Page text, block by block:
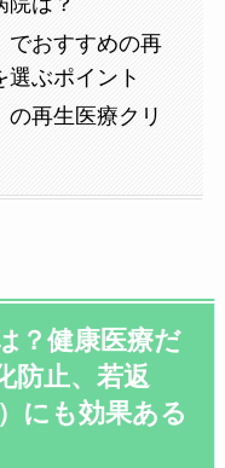
でおすすめの再
ぶポイント
再生医療クリ
？健康医療だ
防止、若返
にも効果ある